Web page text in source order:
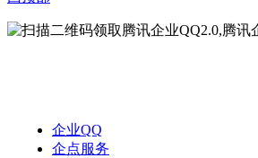
企业QQ
企点服务